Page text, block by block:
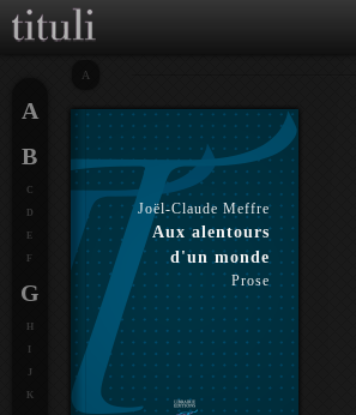
A
Joël-Claude Meffre
Aux alentours
d'un monde
Prose
A
B
C
D
E
F
G
J
K